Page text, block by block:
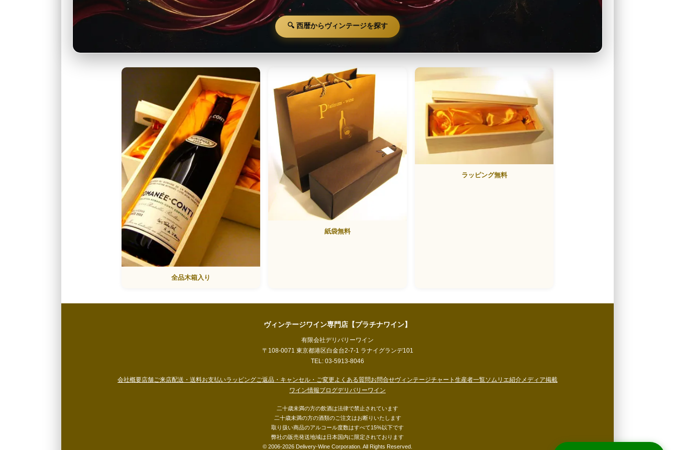
🔍 西暦からヴィンテージを探す
全品木箱入り
紙袋無料
ラッピング無料
ヴィンテージワイン専門店【プラチナワイン】
有限会社デリバリーワイン
〒108-0071 東京都港区白金台2-7-1 ラナイグランデ101
TEL: 03-5913-8046
会社概要店舗ご来店配送・送料お支払いラッピングご返品・キャンセル・ご変更よくある質問お問合せヴィンテージチャート 生産者一覧ソムリエ紹介メディア掲載
ワイン情報ブログデリバリーワイン
二十歳未満の方の飲酒は法律で禁止されています
二十歳未満の方の酒類のご注文はお断りいたします
取り扱い商品のアルコール度数はすべて15%以下です
弊社の販売発送地域は日本国内に限定されております
© 2006-2026 Delivery-Wine Corporation. All Rights Reserved.